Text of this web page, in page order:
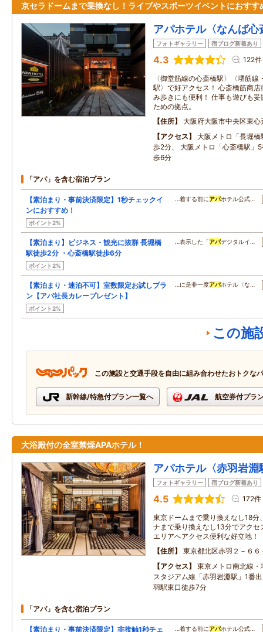
京セラドームまで乗換なし！ライブやスポーツイベントにおすす
アパホテル〈なんば心
フォトギャラリー 宿ブログ新着あり
4.3 122件
〈御堂筋線の心斎橋駅〉〈堺筋
駅〉で好アクセス！ 心斎橋筋商
み歩きにも便利！ 仕事も遊びも
ための拠点。
住所
大阪府大阪市中央区東
アクセス
大阪メトロ「長堀
歩2分、 大阪メトロ「心斎橋駅」
歩6分
「アパ」を含む宿泊プラン
【素泊まり・事前決済限定】1秒チェックイ
ンにおすすめ！
ポイント2%
…着する前にアパホテル公式…
【素泊まり】ビジネス・観光に抜群 長堀橋
駅徒歩2分 ・心斎橋駅徒歩6分
ポイント2%
…表示した「アパデジタルイ…
【素泊まり・連泊不可】室数限定お試しプラ
ン【アパ社長カレープレゼント】
ポイント2%
…に是非一度アパホテル〈な…
この施
この施設と交通手段を自由に組み合わせたおトクな
新幹線/特急付プラン一覧へ 航空券付プラ
大浴殿付の全室禁煙APAホテル！
アパホテル〈赤羽岩淵
フォトギャラリー 宿ブログ新着あり
4.5 172件
東京ドームまで乗り換えなし18分
ナまで乗り換えなし13分でアク
エリアへアクセス便利な好立地！
住所
東京都北区赤羽２－６６
アクセス
東京メトロ南北線
スタジアム線「赤羽岩淵駅」1番
羽駅東口徒歩7分
「アパ」を含む宿泊プラン
【素泊まり・事前決済限定】非接触1秒チェ …着する前にアパホテル公式…